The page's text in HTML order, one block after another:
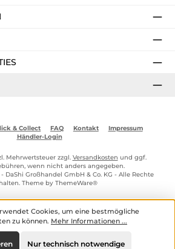
& Collect FAQ Kontakt
Impressum
Händler-Login
Mehrwertsteuer zzgl. Versandkosten und ggf.
wenn nicht anders angegeben.
DaShi Großhandel GmbH & Co. KG - Alle Rechte
Theme by ThemeWare®
Cookies, um eine bestmögliche
zu können. Mehr Informationen ...
Nur technisch notwendige